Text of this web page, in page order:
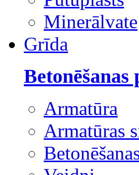
Minerālvate
Grīda
Armatūra
Armatūras